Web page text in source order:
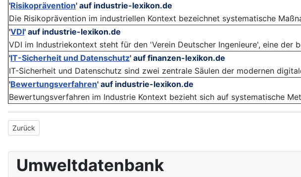
'Risikoprävention' auf industrie-lexikon.de
Die Risikoprävention im industriellen Kontext bezeichnet systematische
'VDI' auf industrie-lexikon.de
VDI im Industriekontext steht für den 'Verein Deutscher Ingenieure', eine der
'IT-Sicherheit und Datenschutz' auf finanzen-lexikon.de
IT-Sicherheit und Datenschutz sind zwei zentrale Säulen der modernen
'Bewertungsverfahren' auf industrie-lexikon.de
Bewertungsverfahren im Industrie Kontext bezieht sich auf systematische
Vorheriger Beitrag: ISO 15504
Zurück
Umweltdatenbank